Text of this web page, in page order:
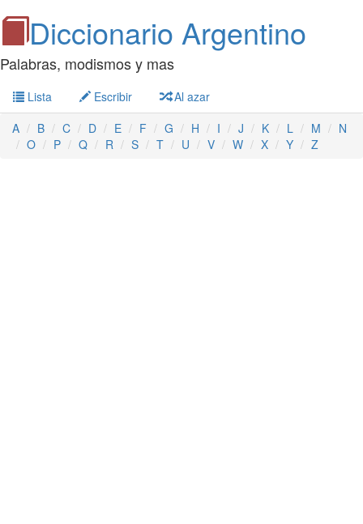
Diccionario Argentino
Palabras, modismos y mas
Lista Escribir
Al azar
A
B C D E F G H I J K L M
N
O
P Q R S T U V W X Y Z